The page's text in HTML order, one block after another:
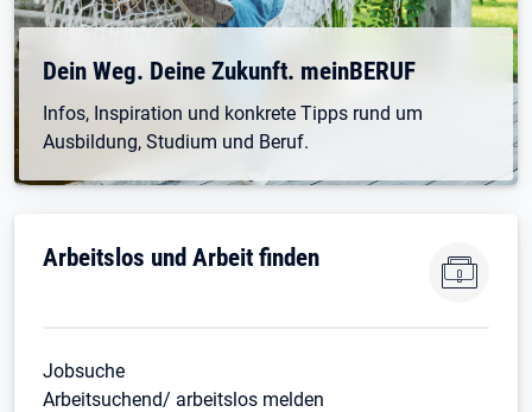
Dein Weg. Deine Zukunft. meinBERUF
Infos, Inspiration und konkrete Tipps rund um
Ausbildung, Studium und Beruf.
Arbeitslos und Arbeit finden
Jobsuche
Arbeitsuchend/ arbeitslos melden